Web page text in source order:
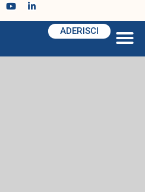
ADERISCI